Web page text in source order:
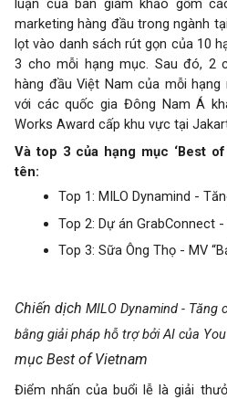
luận của ban giám khảo gồm
marketing hàng đầu trong ngành
lọt vào danh sách rút gọn của 10
3 cho mỗi hạng mục. Sau đó, 2
hàng đầu Việt Nam của mỗi
với các quốc gia Đông Nam Á
Works Award cấp khu vực tại
Và top 3 của hạng mục ‘Best
tên:
Top 1: MILO Dynamind -
Top 2: Dự án GrabConnect
Top 3: Sữa Ông Thọ - MV
Chiến dịch MILO Dynamind - Tăng
bằng giải pháp hỗ trợ bởi AI của
mục Best of Vietnam
Điểm nhấn của buổi lễ là giải